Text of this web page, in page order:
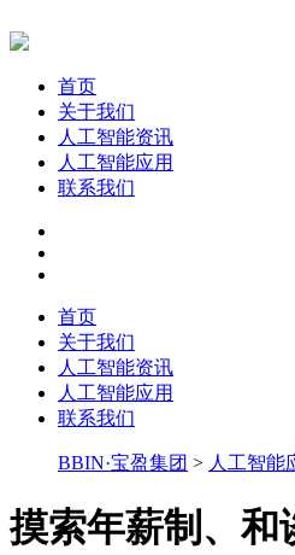
首页
关于我们
人工智能资讯
人工智能应用
联系我们
首页
关于我们
人工智能资讯
人工智能应用
联系我们
BBIN·宝盈集团 > 人工智能
摸索年薪制、和